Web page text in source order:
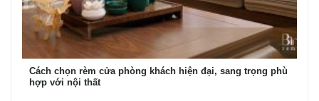
Cách chọn rèm cửa phòng khách hiện đại, sang trọng phù
hợp với nội thất